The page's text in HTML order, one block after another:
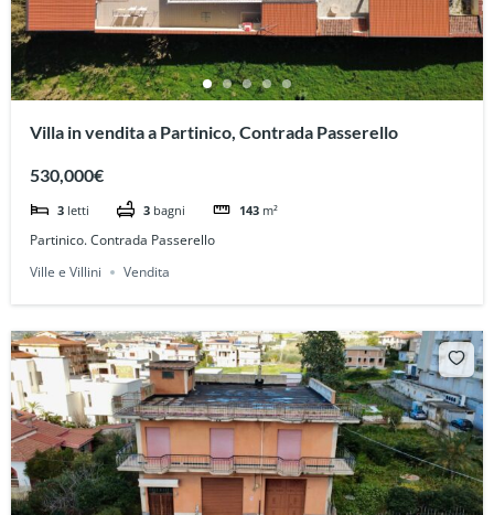
Villa in vendita a Partinico, Contrada Passerello
530,000€
3 letti 3 bagni 143 m²
Partinico. Contrada Passerello
Ville e Villini
Vendita